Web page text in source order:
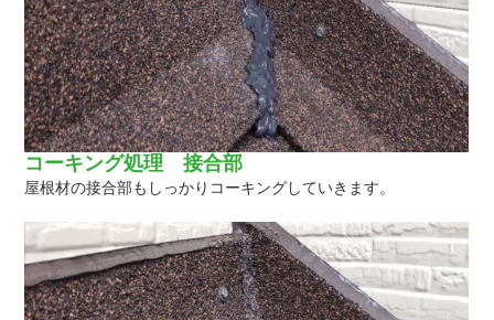
コーキング処理 接合部
屋根材の接合部もしっかりコーキングしていきます。